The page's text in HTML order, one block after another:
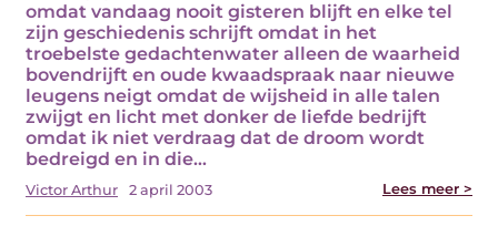
omdat vandaag nooit gisteren blijft en elke tel
zijn geschiedenis schrijft omdat in het
troebelste gedachtenwater alleen de waarheid
bovendrijft en oude kwaadspraak naar nieuwe
leugens neigt omdat de wijsheid in alle talen
zwijgt en licht met donker de liefde bedrijft
omdat ik niet verdraag dat de droom wordt
bedreigd en in die…
Victor Arthur 2 april 2003 Lees meer >